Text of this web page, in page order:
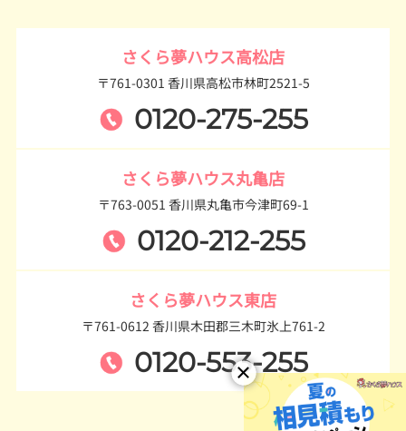
さくら夢ハウス高松店
〒761-0301 香川県高松市林町2521-5
0120-275-255
さくら夢ハウス丸亀店
〒763-0051 香川県丸亀市今津町69-1
0120-212-255
さくら夢ハウス東店
〒761-0612 香川県木田郡三木町氷上761-2
0120-553-255